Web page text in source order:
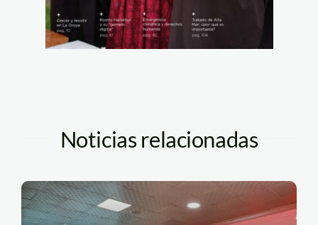
Noticias relacionadas